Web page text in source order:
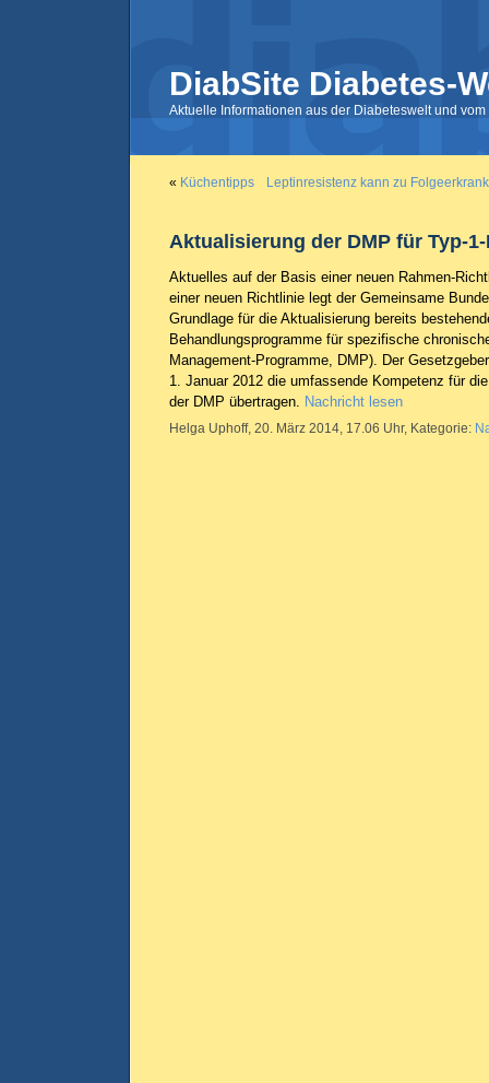
DiabSite Diabetes-
Aktuelle Informationen aus der Diabeteswelt und
« Küchentipps Leptinresistenz kann zu
Aktualisierung der DMP für Typ-
Aktuelles auf der Basis einer neuen Rahmen-
einer neuen Richtlinie legt der Gemeinsame
Grundlage für die Aktualisierung bereits
Behandlungsprogramme für spezifische
Management-Programme, DMP). Der
1. Januar 2012 die umfassende Kompetenz für
der DMP übertragen. Nachricht lesen
Helga Uphoff, 20. März 2014, 17.06 Uhr, Kategorie: